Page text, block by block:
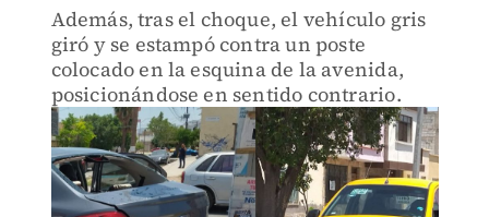
Además, tras el choque, el vehículo gris
giró y se estampó contra un poste
colocado en la esquina de la avenida,
posicionándose en sentido contrario.